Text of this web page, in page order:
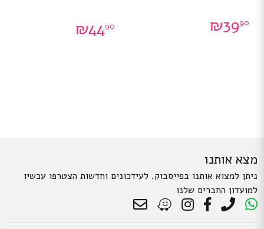
₪3990
₪4490
מצא אותנו
ניתן למצוא אותנו בפייסבוק. לעידכונים וחדשות הצטרפו עכשיו
למועדון החברים שלנו